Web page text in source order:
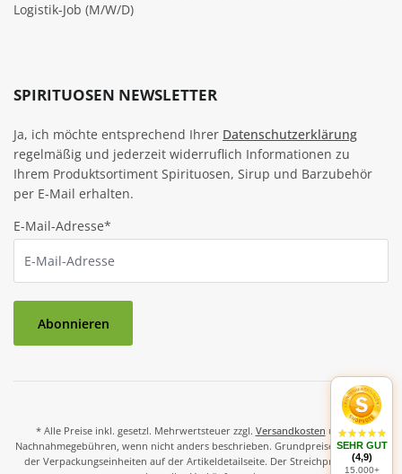
Logistik-Job (M/W/D)
SPIRITUOSEN NEWSLETTER
Ja, ich möchte entsprechend Ihrer Datenschutzerklärung
regelmäßig und jederzeit widerruflich Informationen zu
Ihrem Produktsortiment Spirituosen, Sirup und Barzubehör
per E-Mail erhalten.
E-Mail-Adresse*
Abonnieren
* Alle Preise inkl. gesetzl. Mehrwertsteuer zzgl. Versandkosten und ggf.
Nachnahmegebühren, wenn nicht anders beschrieben. Grundpreise und Preise
der Verpackungseinheiten auf der Artikeldetailseite. Der Streichpreis ist der
SEHR GUT
(4,9)
15.000+